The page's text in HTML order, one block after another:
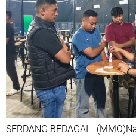
SERDANG BEDAGAI